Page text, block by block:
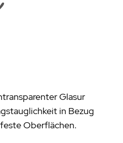
Glasur
in Bezug
Oberflächen.